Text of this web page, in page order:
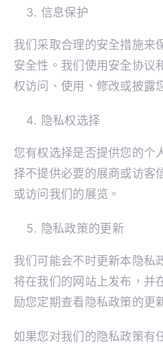
信息保护
我们采取合理的安全措施来
安全性。我们使用安全协议
权访问、使用、修改或披露
隐私权选择
您有权选择是否提供您的个
择不提供必要的展商或访客
或访问我们的展览。
隐私政策的更新
我们可能会不时更新本隐私
将在我们的网站上发布，并
励您定期查看隐私政策的更
如果您对我们的隐私政策有